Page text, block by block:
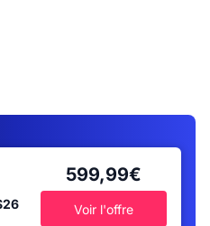
599,99€
Voir l'offre